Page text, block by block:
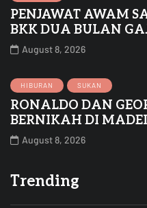
PENJAWAT AWAM
BKK DUA BULAN
August 8, 2026
HIBURAN SUKAN
RONALDO DAN
BERNIKAH DI
August 8, 2026
Trending